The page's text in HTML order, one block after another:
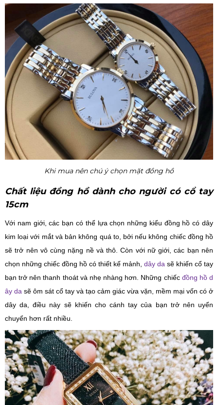
Khi mua nên chú ý chọn mặt đồng hồ
Chất liệu đồng hồ dành cho người có cổ tay
15cm
Với nam giới, các bạn có thể lựa chọn những kiểu đồng hồ có dây
kim loại với mắt và bản không quá to, bởi nếu không chiếc đồng hồ
sẽ trở nên vô cùng nặng nề và thô. Còn với nữ giới, các bạn nên
chọn những chiếc đồng hồ có thiết kế mảnh, dây da sẽ khiến cổ tay
bạn trở nên thanh thoát và nhẹ nhàng hơn. Những chiếc đồng hồ d
ây da sẽ ôm sát cổ tay và tạo cảm giác vừa vặn, mềm mại vốn có ở
dây da, điều này sẽ khiến cho cánh tay của bạn trở nên uyển
chuyển hơn rất nhiều.